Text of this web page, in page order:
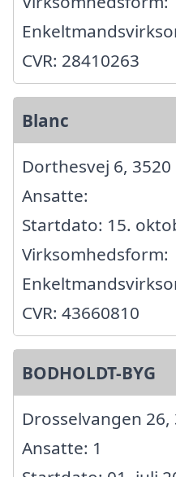
CVR: 28410263
Blanc
Dorthesvej 6, 3520
Ansatte:
Startdato: 15.
Virksomhedsform:
CVR: 43660810
BODHOLDT-BYG
Drosselvangen 26,
Ansatte: 1